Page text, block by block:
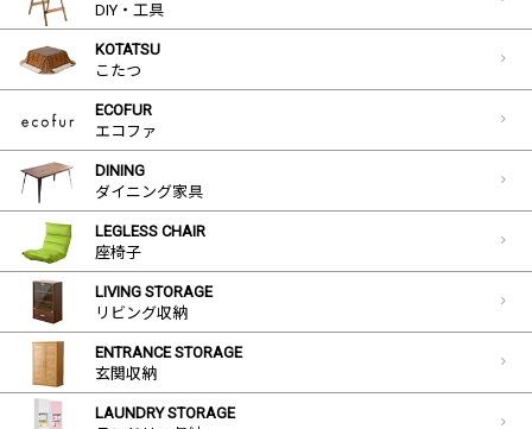
DIY・工具
KOTATSU
こたつ
ECOFUR
エコファ
DINING
ダイニング家具
LEGLESS CHAIR
座椅子
LIVING STORAGE
リビング収納
ENTRANCE STORAGE
玄関収納
LAUNDRY STORAGE